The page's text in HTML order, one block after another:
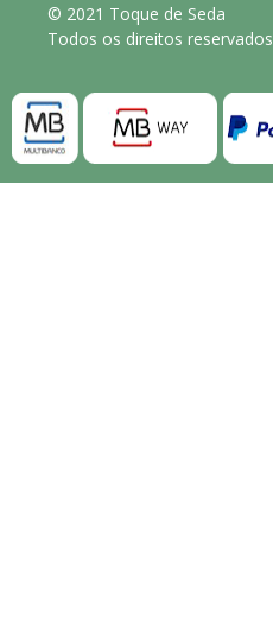
© 2021 Toque de Seda
Todos os direitos reservados